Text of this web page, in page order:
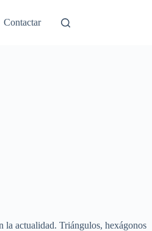
Contactar
la actualidad. Triángulos, hexágonos